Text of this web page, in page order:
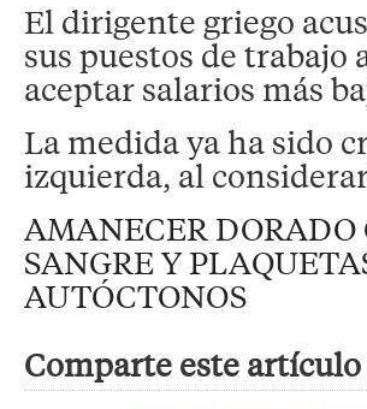
El dirigente griego
sus puestos de
aceptar salarios más
La medida ya ha sido
izquierda, al
AMANECER
SANGRE Y
AUTÓCTONOS
Comparte este artículo